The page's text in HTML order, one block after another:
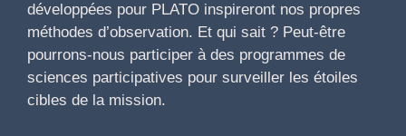
développées pour PLATO inspireront nos propres
méthodes d’observation. Et qui sait ? Peut-être
pourrons-nous participer à des programmes de
sciences participatives pour surveiller les étoiles
cibles de la mission.